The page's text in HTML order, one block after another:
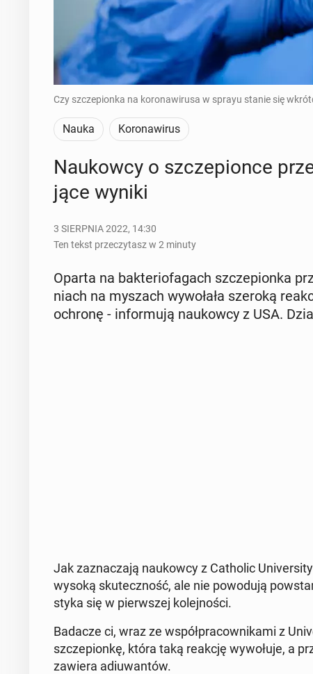
Czy szczepionka na koronawirusa w sprayu stanie się
Nauka Koronawirus
Na­ukow­cy o szcze­pion­ce
ją­ce wyniki
3 SIERPNIA 2022, 14:30
Ten tekst przeczytasz w 2 minuty
Oparta na bak­te­rio­fa­gach szcze­pion­ka
niach na myszach wy­wo­ła­ła szeroką
ochronę - in­for­mu­ją na­ukow­cy z USA.
Jak za­zna­cza­ją na­ukow­cy z Ca­tho­lic
wysoką sku­tecz­ność, ale nie po­wo­du­ją
styka się w pierw­szej ko­lej­no­ści.
Badacze ci, wraz ze współ­pra­cow­ni­ka­mi z
szcze­pion­kę, która taką reakcję wy­wo­łu­je, a
zawiera ad­iu­wan­tów.